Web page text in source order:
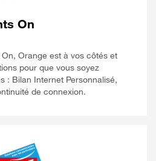
On
Orange est à vos côtés et
pour que vous soyez
: Bilan Internet Personnalisé,
de connexion.